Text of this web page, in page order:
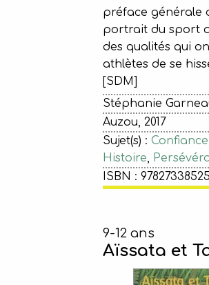
préface générale
portrait du sport
des qualités qui
athlètes de se
[SDM]
Stéphanie
Auzou, 2017
Sujet(s) :
Histoire,
ISBN :
9-12 ans
Aïssata et